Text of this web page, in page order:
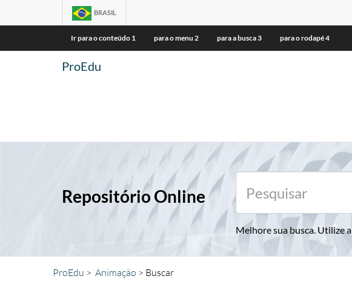
BRASIL
Ir para o conteúdo 1 para o menu 2 para a busca3 para o rodapé4
ProEdu
Repositório Online
Melhore sua busca. Utilize a
ProEdu Animação Buscar